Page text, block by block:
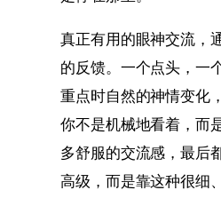
真正有用的眼神交流，
的反馈。一个点头，一
重点时自然的神情变化
你不是机械地看着，而
多舒服的交流感，最后
高级，而是靠这种很细